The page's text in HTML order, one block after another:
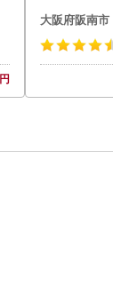
大阪府阪南市